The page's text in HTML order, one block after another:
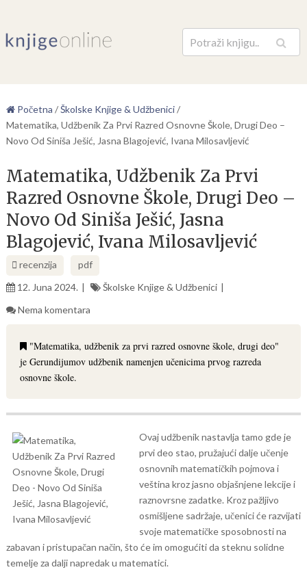
Pretraga
Početna /Školske Knjige & Udžbenici/
Matematika, Udžbenik Za Prvi Razred Osnovne Škole, Drugi Deo –
Novo Od Siniša Ješić, Jasna Blagojević, Ivana Milosavljević
Matematika, Udžbenik Za Prvi
Razred Osnovne Škole, Drugi Deo –
Novo Od Siniša Ješić, Jasna
Blagojević, Ivana Milosavljević
recenzija
pdf
12. Juna 2024.
Školske Knjige & Udžbenici
Nema komentara
"Matematika, udžbenik za prvi razred osnovne škole, drugi deo"
je Gerundijumov udžbenik namenjen učenicima prvog razreda
osnovne škole.
Ovaj udžbenik nastavlja tamo gde je
prvi deo stao, pružajući dalje učenje
osnovnih matematičkih pojmova i
veština kroz jasno objašnjene lekcije i
raznovrsne zadatke. Kroz pažljivo
osmišljene sadržaje, učenici će razvijati
svoje matematičke sposobnosti na
zabavan i pristupačan način, što će im omogućiti da steknu solidne
temelje za dalji napredak u matematici.